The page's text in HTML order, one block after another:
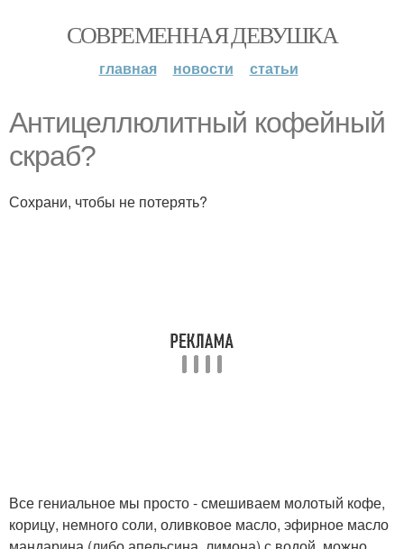
СОВРЕМЕННАЯ ДЕВУШКА
главная новости статьи
Антицеллюлитный кофейный
скраб?
Сохрани, чтобы не потерять?
Все гениальное мы просто - смешиваем молотый кофе,
корицу, немного соли, оливковое масло, эфирное масло